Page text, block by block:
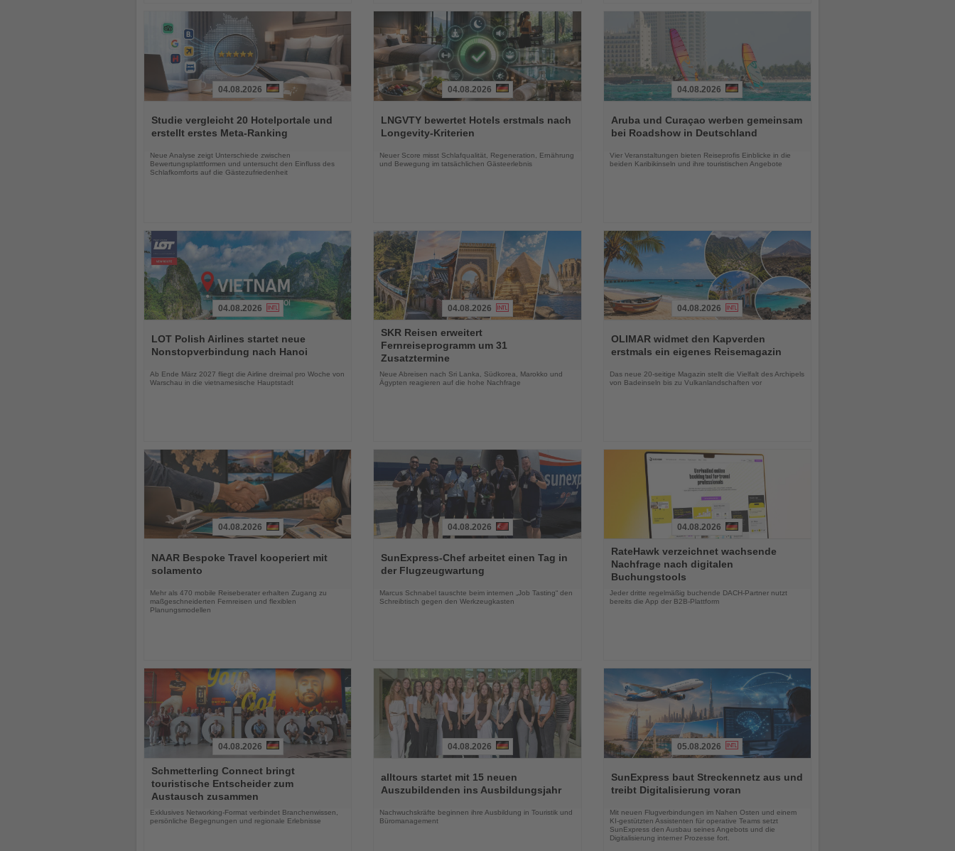
Sie
die
04.08.2026
Studie vergleicht 20 Hotelportale und
erstellt erstes Meta-Ranking
Neue Analyse zeigt Unterschiede zwischen
Bewertungsplattformen und untersucht den Einfluss des
Schlafkomforts auf die Gästezufriedenheit
Sie
die
Nachrichten
04.08.2026
LNGVTY bewertet Hotels erstmals nach
Longevity-Kriterien
Neuer Score misst Schlafqualität, Regeneration, Ernährung
und Bewegung im tatsächlichen Gästeerlebnis
Sie
die
04.08.2026
Aruba und Curaçao werben gemeinsam
bei Roadshow in Deutschland
Vier Veranstaltungen bieten Reiseprofis Einblicke in die
beiden Karibikinseln und ihre touristischen Angebote
Sie
die
Nachrichten
04.08.2026
LOT Polish Airlines startet neue
Nonstopverbindung nach Hanoi
Ab Ende März 2027 fliegt die Airline dreimal pro Woche von
Warschau in die vietnamesische Hauptstadt
Sie
die
Nachrichten
04.08.2026
SKR Reisen erweitert
Fernreiseprogramm um 31
Zusatztermine
Neue Abreisen nach Sri Lanka, Südkorea, Marokko und
Ägypten reagieren auf die hohe Nachfrage
Sie
die
04.08.2026
OLIMAR widmet den Kapverden
erstmals ein eigenes Reisemagazin
Das neue 20-seitige Magazin stellt die Vielfalt des Archipels
von Badeinseln bis zu Vulkanlandschaften vor
Sie
die
04.08.2026
NAAR Bespoke Travel kooperiert mit
solamento
Mehr als 470 mobile Reiseberater erhalten Zugang zu
maßgeschneiderten Fernreisen und flexiblen
Planungsmodellen
Sie
die
Nachrichten
04.08.2026
SunExpress-Chef arbeitet einen Tag in
der Flugzeugwartung
Marcus Schnabel tauschte beim internen „Job Tasting“ den
Schreibtisch gegen den Werkzeugkasten
Sie
die
Nachrichten
04.08.2026
RateHawk verzeichnet wachsende
Nachfrage nach digitalen
Buchungstools
Jeder dritte regelmäßig buchende DACH-Partner nutzt
bereits die App der B2B-Plattform
Sie
die
Nachrichten
04.08.2026
Schmetterling Connect bringt
touristische Entscheider zum
Austausch zusammen
Exklusives Networking-Format verbindet Branchenwissen,
persönliche Begegnungen und regionale Erlebnisse
Sie
die
04.08.2026
alltours startet mit 15 neuen
Auszubildenden ins Ausbildungsjahr
Nachwuchskräfte beginnen ihre Ausbildung in Touristik und
Büromanagement
Sie
die
Nachrichten
05.08.2026
SunExpress baut Streckennetz aus und
treibt Digitalisierung voran
Mit neuen Flugverbindungen im Nahen Osten und einem
KI-gestützten Assistenten für operative Teams setzt
SunExpress den Ausbau seines Angebots und die
Digitalisierung interner Prozesse fort.